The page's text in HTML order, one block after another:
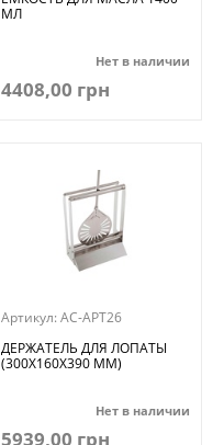
МЛ
Нет в наличии
4408,00 грн
Артикул: AC-APT26
ДЕРЖАТЕЛЬ ДЛЯ ЛОПАТЫ
(300Х160Х390 ММ)
Нет в наличии
5939,00 грн